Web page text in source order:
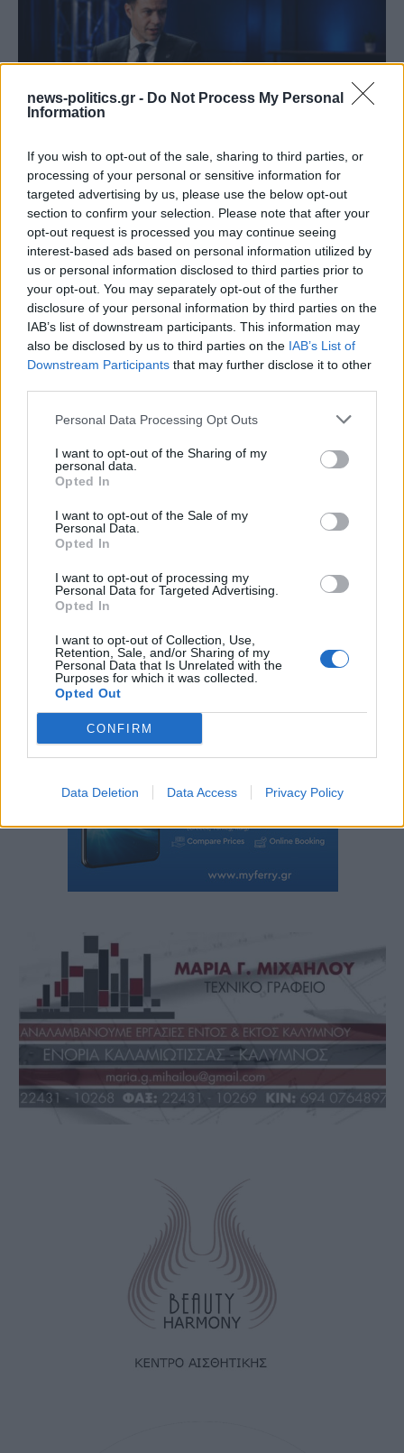
news-politics.gr - Do Not Process My Personal
Information
If you wish to opt-out of the sale, sharing to third parties, or
processing of your personal or sensitive information for
targeted advertising by us, please use the below opt-out
section to confirm your selection. Please note that after your
opt-out request is processed you may continue seeing
interest-based ads based on personal information utilized by
us or personal information disclosed to third parties prior to
your opt-out. You may separately opt-out of the further
disclosure of your personal information by third parties on the
IAB’s list of downstream participants. This information may
also be disclosed by us to third parties on the IAB’s List of
Downstream Participants that may further disclose it to other
Personal Data Processing Opt Outs
I want to opt-out of the Sharing of my
personal data.
Opted In
I want to opt-out of the Sale of my
Personal Data.
Opted In
I want to opt-out of processing my
Personal Data for Targeted Advertising.
Opted In
I want to opt-out of Collection, Use,
Retention, Sale, and/or Sharing of my
Personal Data that Is Unrelated with the
Purposes for which it was collected.
Opted Out
CONFIRM
Data Deletion Data Access Privacy Policy
Γιάννης Χατζής, πρόεδρος ΠΟΞ: «Ο ελληνικός
τουρισμός άντεξε τις διεθνείς κρίσεις, αλλά
χρειάζονται γενναίες αλλαγές για να παραμείνει
ανταγωνιστικός» (ηχητικό)
Φεύγει ο ένας μετά τον άλλον: Μπαράζ αποχωρήσεων
από το κόμμα Καρυστιανού – Εκτός η Κατερίνα
Μουτσάτσου και δύο μέλη